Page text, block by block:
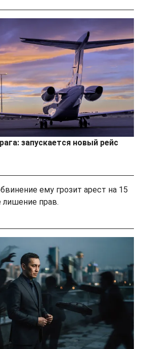
запускается новый рейс
ему грозит арест на 15
лишение прав.